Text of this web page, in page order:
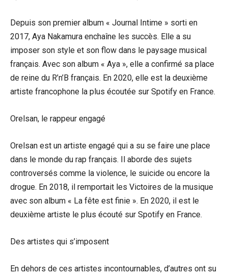
Depuis son premier album « Journal Intime » sorti en
2017, Aya Nakamura enchaîne les succès. Elle a su
imposer son style et son flow dans le paysage musical
français. Avec son album « Aya », elle a confirmé sa place
de reine du R’n’B français. En 2020, elle est la deuxième
artiste francophone la plus écoutée sur Spotify en France.
Orelsan, le rappeur engagé
Orelsan est un artiste engagé qui a su se faire une place
dans le monde du rap français. Il aborde des sujets
controversés comme la violence, le suicide ou encore la
drogue. En 2018, il remportait les Victoires de la musique
avec son album « La fête est finie ». En 2020, il est le
deuxième artiste le plus écouté sur Spotify en France.
Des artistes qui s’imposent
En dehors de ces artistes incontournables, d’autres ont su